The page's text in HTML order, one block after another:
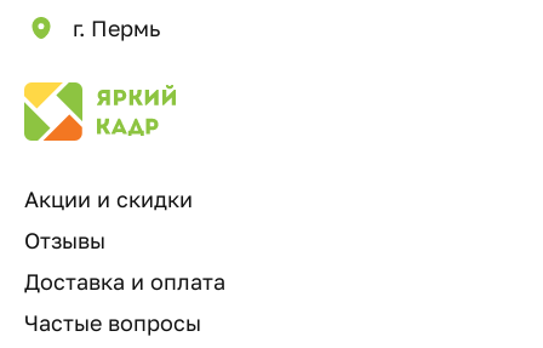
г. Пермь
Акции и скидки
Отзывы
Доставка и оплата
Частые вопросы